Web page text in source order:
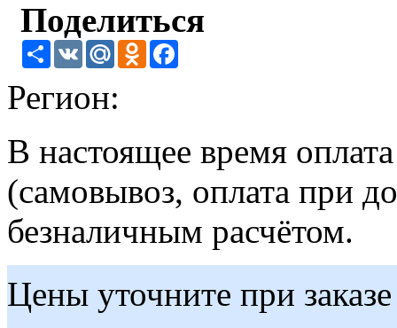
Поделиться
Share VK Mail.RuOdnoklassniki
Регион:
В настоящее время
(самовывоз, оплата при
безналичным расчётом.
Цены уточните при заказе